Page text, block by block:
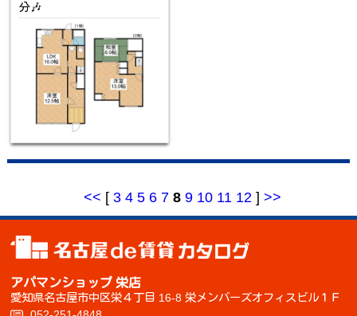
分🎶
<< [ 3 4 5 6 7 8 9 10 11 12] >>
アパマンショップ 栄店
愛知県名古屋市中区栄４丁目 16-8 栄メンバーズオフィスビル１Ｆ